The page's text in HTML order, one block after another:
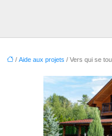
/ Aide aux projets / Vers qui se